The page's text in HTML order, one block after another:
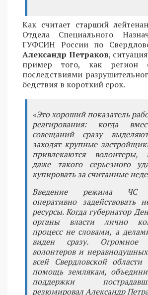
Как считает старший
Отдела Специального
ГУФСИН России по
Александр Петраков,
пример того, как регион
последствиями
бедствия в короткий срок.
«Это хороший показатель
реагирования: когда
совещаний сразу
заходят крупные
привлекаются волонтеры,
даже такого серьезного
купировать за считанные
Введение режима ЧС
оперативно задействовать
ресурсы. Когда губернатор
органы власти лично
процесс не словами, а
виден сразу. Огромное
волонтеров и
всей Свердловской
помощь землякам,
поддержки
резюмировал Александр